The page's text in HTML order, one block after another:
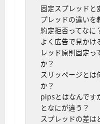
固定スプレッドと
プレッドの違いを
約定拒否ってなに
よく広告で見かけ
レッド原則固定っ
か？
スリッページとは
か？
pipsとはなんです
となにが違う？
スプレッドの差は